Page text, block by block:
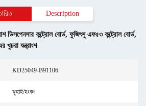
Description
ডিসপেনসার কন্ট্রোল বোর্ড, ফুজিৎসু এফ৫৩ কন্ট্রোল বোর্ড,
যন্ত্রাংশ
KD25049-B91106
ঝুহাই/হংকং